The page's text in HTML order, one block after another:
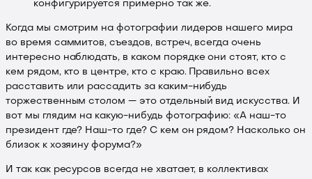
конфигурируется примерно так же.
Когда мы смотрим на фотографии лидеров нашего мира
во время саммитов, съездов, встреч, всегда очень
интересно наблюдать, в каком порядке они стоят, кто с
кем рядом, кто в центре, кто с краю. Правильно всех
расставить или рассадить за каким-нибудь
торжественным столом — это отдельный вид искусства. И
вот мы глядим на какую-нибудь фотографию: «А наш-то
президент где? Наш-то где? С кем он рядом? Насколько он
близок к хозяину форума?»
И так как ресурсов всегда не хватает, в коллективах